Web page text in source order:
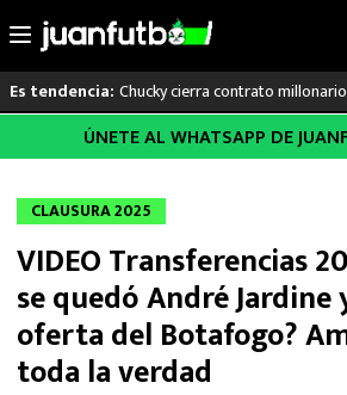
al
Es tendencia: Chucky cierra contrato millonario
LO ÚLTIMO
LIGA MX
RAYADOS
PUMAS
ATLANTE
ÚNETE AL WHATSAPP DE
CLAUSURA 2025
VIDEO Transferencias
se quedó André Jardine
oferta del Botafogo?
toda la verdad